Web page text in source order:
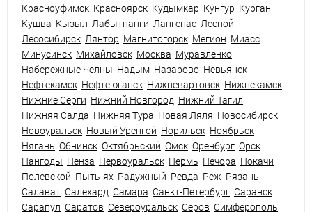
Красноуфимск Красноярск Кудымкар Кунгур Курган
Кушва Кызыл Лабытнанги Лангепас Лесной
Лесосибирск Лянтор Магнитогорск Мегион Миасс
Минусинск Михайловск Москва Муравленко
Набережные Челны Надым Назарово Невьянск
Нефтекамск Нефтеюганск Нижневартовск Нижнекамск
Нижние Серги Нижний Новгород Нижний Тагил
Нижняя Салда Нижняя Тура Новая Ляля Новосибирск
Новоуральск Новый Уренгой Норильск Ноябрьск
Нягань Обнинск Октябрьский Омск Оренбург Орск
Пангоды Пенза Первоуральск Пермь Печора Покачи
Полевской Пыть-ях Радужный Ревда Реж Рязань
Салават Салехард Самара Санкт-Петербург Саранск
Сарапул Саратов Североуральск Серов Симферополь